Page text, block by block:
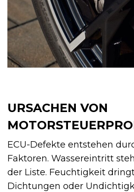
URSACHEN VON
ECU-Defekte entstehen
Faktoren. Wassereintritt
der Liste. Feuchtigkeit
Dichtungen oder